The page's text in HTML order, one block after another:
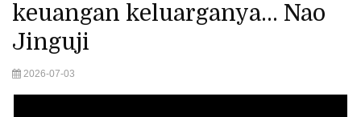
keuangan keluarganya... Nao
Jinguji
2026-07-03